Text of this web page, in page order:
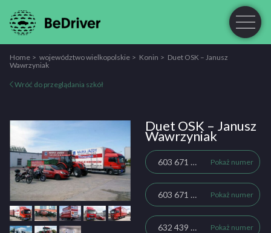
Home województwo wielkopolskie Konin
Duet OSK – Janusz
Wawrzyniak
Wróć do przeglądania szkół
Duet OSK – Janusz
Wawrzyniak
603 671 571 Pokaż numer
603 671 576 Pokaż numer
632 439 414 Pokaż numer